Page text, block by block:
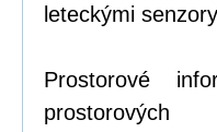
leteckými
Prostorové